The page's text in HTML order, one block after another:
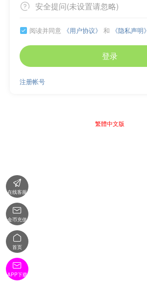
 安全提问(未设置请忽略)
 阅读并同意 《用户协议》 和 《隐私声明》
登录
注册帐号
繁體中文版

在线客服

金币充值

首页

APP下载